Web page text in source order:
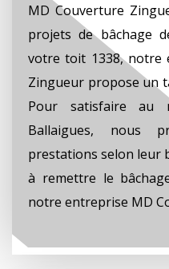
MD Couverture
projets de bâchage
votre toit 1338, notre
Zingueur propose un
Pour satisfaire au
Ballaigues, nous
prestations selon leur
à remettre le
notre entreprise MD